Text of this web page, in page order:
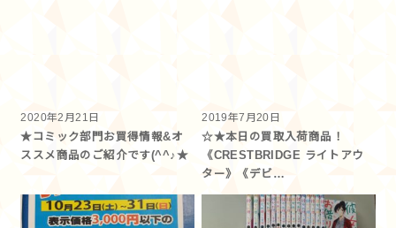
2020年2月21日
★コミック部門お買得情報&オ
ススメ商品のご紹介です(^^♪★
2019年7月20日
☆★本日の買取入荷商品！
《CRESTBRIDGE ライトアウ
ター》《デビ…